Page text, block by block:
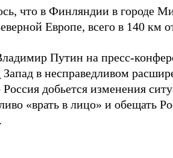
что в Финляндии в городе
Европе, всего в 140 км
Путин на пресс-
Запад в несправедливом
добьется изменения
«врать в лицо» и обещать